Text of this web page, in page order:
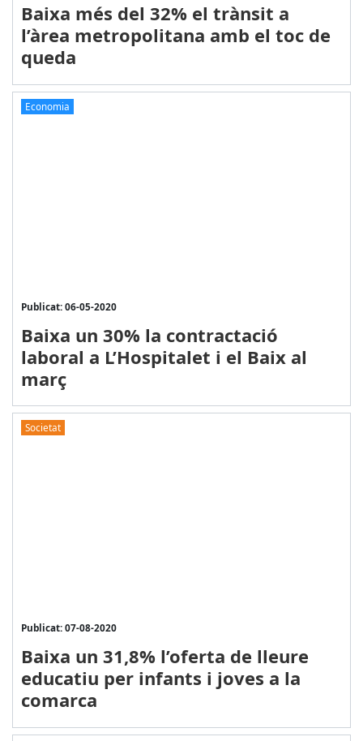
Baixa més del 32% el trànsit a
l’àrea metropolitana amb el toc de
queda
Economia
Publicat: 06-05-2020
Baixa un 30% la contractació
laboral a L’Hospitalet i el Baix al
març
Societat
Publicat: 07-08-2020
Baixa un 31,8% l’oferta de lleure
educatiu per infants i joves a la
comarca